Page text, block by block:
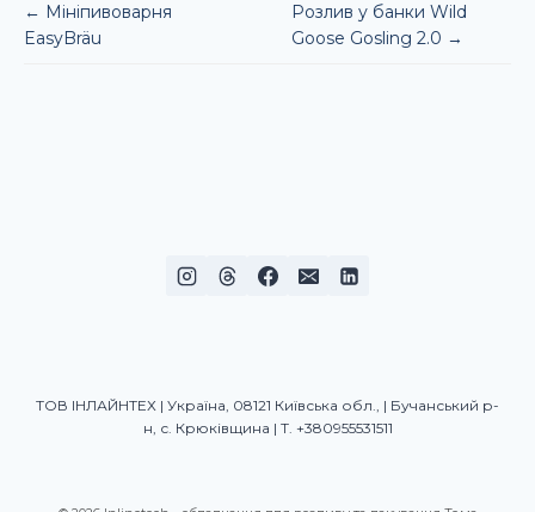
← Мініпивоварня
EasyBräu
Розлив у банки Wild
Goose Gosling 2.0 →
ТОВ ІНЛАЙНТЕХ | Україна, 08121 Київська обл., | Бучанський р-
н, с. Крюківщина | Т. +380955531511